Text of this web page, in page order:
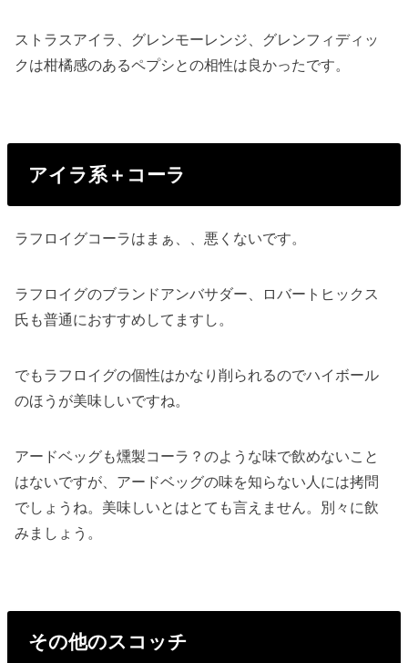
ストラスアイラ、グレンモーレンジ、グレンフィディッ
クは柑橘感のあるペプシとの相性は良かったです。
アイラ系＋コーラ
ラフロイグコーラはまぁ、、悪くないです。
ラフロイグのブランドアンバサダー、ロバートヒックス
氏も普通におすすめしてますし。
でもラフロイグの個性はかなり削られるのでハイボール
のほうが美味しいですね。
アードベッグも燻製コーラ？のような味で飲めないこと
はないですが、アードベッグの味を知らない人には拷問
でしょうね。美味しいとはとても言えません。別々に飲
みましょう。
その他のスコッチ